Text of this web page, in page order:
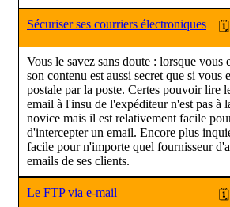
Sécuriser ses courriers électroniques 🗓
Vous le savez sans doute : lorsque vous
son contenu est aussi secret que si vous
postale par la poste. Certes pouvoir lire
email à l'insu de l'expéditeur n'est pas à
novice mais il est relativement facile
d'intercepter un email. Encore plus
facile pour n'importe quel fournisseur
emails de ses clients.
Le FTP via e-mail 🗓